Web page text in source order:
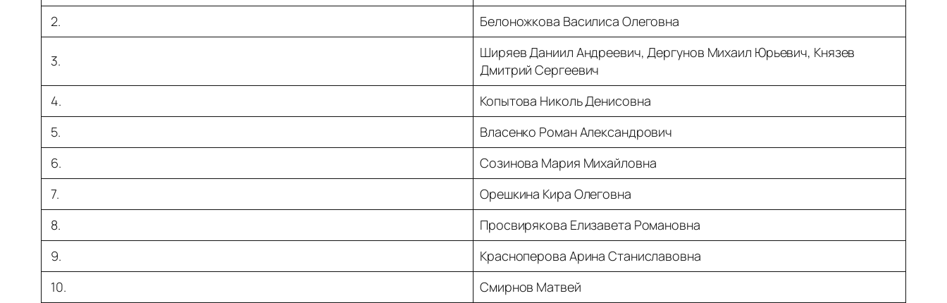
2.
Белоножкова Василиса Олеговна
3.
Ширяев Даниил Андреевич, Дергунов Михаил Юрьевич, Князев
Дмитрий Сергеевич
4.
Копытова Николь Денисовна
5.
Власенко Роман Александрович
6.
Созинова Мария Михайловна
7.
Орешкина Кира Олеговна
8.
Просвирякова Елизавета Романовна
9.
Красноперова Арина Станиславовна
10.
Смирнов Матвей